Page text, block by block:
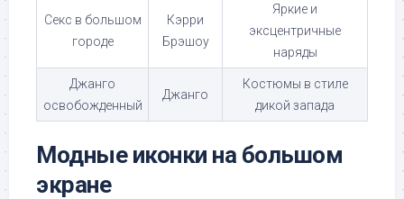
Секс в большом
городе
Кэрри
Брэшоу
Яркие и
эксцентричные
наряды
Джанго
освобожденный
Джанго
Костюмы в стиле
дикой запада
Модные иконки на большом
экране